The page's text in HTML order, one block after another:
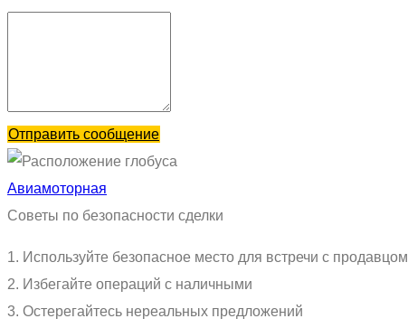
Отправить сообщение
Авиамоторная
Советы по безопасности сделки
1. Используйте безопасное место для встречи с продавцом
2. Избегайте операций с наличными
3. Остерегайтесь нереальных предложений